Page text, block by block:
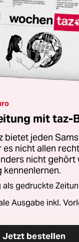
mit taz-
bietet jeden
nicht allen
nicht gehört
kennenlernen.
gedruckte
Ausgabe inkl.
Jetzt bestellen